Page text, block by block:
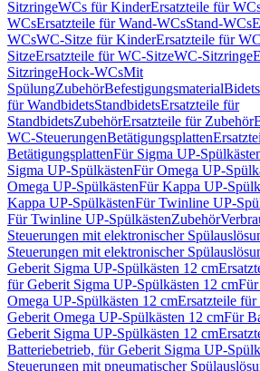
SitzringeWCs für KinderErsatzteile für
WCsErsatzteile für Wand-WCsStand-WCs
WCsWC-Sitze für KinderErsatzteile für
SitzeErsatzteile für WC-SitzeWC-Sitzringe
SitzringeHock-WCsMit
SpülungZubehörBefestigungsmaterialBidets
für WandbidetsStandbidetsErsatzteile für
StandbidetsZubehörErsatzteile für Zubehör
WC-SteuerungenBetätigungsplatten
BetätigungsplattenFür Sigma UP-
Sigma UP-SpülkästenFür Omega UP-
Omega UP-SpülkästenFür Kappa UP-
Kappa UP-SpülkästenFür Twinline UP-
Für Twinline UP-SpülkästenZubehör
Steuerungen mit elektronischer
Steuerungen mit elektronischer
Geberit Sigma UP-Spülkästen 12 cm
für Geberit Sigma UP-Spülkästen 12 cm
Omega UP-Spülkästen 12 cmErsatzteile
Geberit Omega UP-Spülkästen 12 cmFür
Geberit Sigma UP-Spülkästen 12 cm
Batteriebetrieb, für Geberit Sigma UP-
Steuerungen mit pneumatischer